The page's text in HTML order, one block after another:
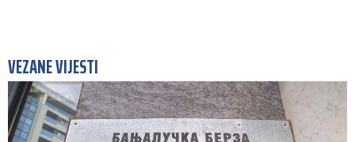
VEZANE VIJESTI